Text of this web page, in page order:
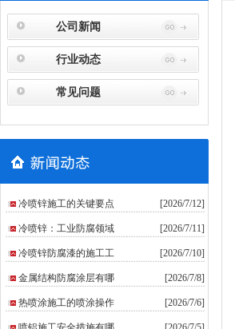
公司新闻
行业动态
常见问题
冷喷锌施工的关键要点 [2026/7/12]
冷喷锌：工业防腐领域 [2026/7/11]
冷喷锌防腐漆的施工工 [2026/7/10]
金属结构防腐涂层有哪 [2026/7/8]
热喷涂施工的喷涂操作 [2026/7/6]